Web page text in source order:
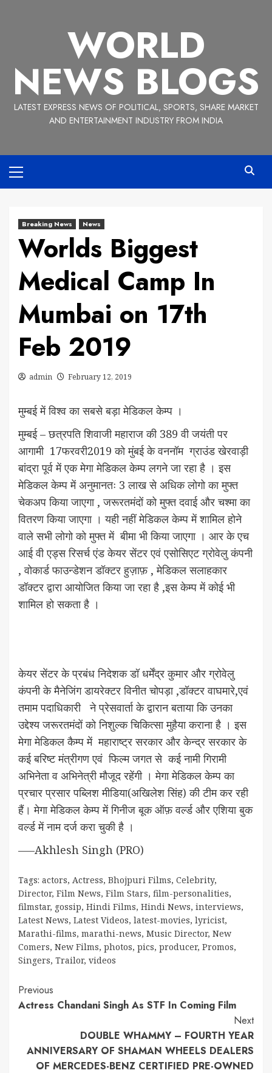
WORLD
NEWS BLOGS
LATEST EXPRESS NEWS OF POLITICAL, SPORTS, SHARE MARKET
AND ENTERTAINMENT INDUSTRY FROM INDIA
Menu
Breaking News News
Worlds Biggest
Medical Camp In
Mumbai on 17th
Feb 2019
admin February 12, 2019
मुम्बई में विश्व का सबसे बड़ा मेडिकल केम्प ।
मुम्बई – छत्रपति शिवाजी महाराज की 389 वी जयंती पर
आगामी 17फरवरी2019 को मुंबई के वननॉम ग्राउंड खेरवाड़ी
बांद्रा पूर्व में एक मेगा मेडिकल केम्प लगने जा रहा है । इस
मेडिकल केम्प में अनुमानतः 3 लाख से अधिक लोगो का मुफ्त
चेकअप किया जाएगा , जरूरतमंदों को मुफ्त दवाई और चश्मा का
वितरण किया जाएगा । यही नहीं मेडिकल केम्प में शामिल होने
वाले सभी लोगो को मुफ्त में बीमा भी किया जाएगा । आर के एच
आई वी एड्स रिसर्च एंड केयर सेंटर एवं एसोसिएट ग्रोवेलु कंपनी
, वोकार्ड फाउन्डेशन डॉक्टर हुज़ाफ़ , मेडिकल सलाहकार
डॉक्टर द्वारा आयोजित किया जा रहा है ,इस केम्प में कोई भी
शामिल हो सकता है ।
केयर सेंटर के प्रबंध निदेशक डॉ धर्मेंद्र कुमार और ग्रोवेलु
कंपनी के मैनेजिंग डायरेक्टर विनीत चोपड़ा ,डॉक्टर वाघमारे,एवं
तमाम पदाधिकारी ने प्रेसवार्ता के द्वारान बताया कि उनका
उद्देश्य जरूरतमंदों को निशुल्क चिकित्सा मुहैया कराना है । इस
मेगा मेडिकल कैम्प में महाराष्ट्र सरकार और केन्द्र सरकार के
कई बरिष्ट मंत्रीगण एवं फिल्म जगत से कई नामी गिरामी
अभिनेता व अभिनेत्री मौजूद रहेंगी । मेगा मेडिकल केम्प का
प्रचार प्रसार पब्लिश मीडिया(अखिलेश सिंह) की टीम कर रही
हैं। मेगा मेडिकल केम्प में गिनीज बूक ऑफ़ वर्ल्ड और एशिया बुक
वर्ल्ड में नाम दर्ज करा चुकी है ।
—–Akhlesh Singh (PRO)
Tags: actors, Actress, Bhojpuri Films, Celebrity,
Director, Film News, Film Stars, film-personalities,
filmstar, gossip, Hindi Films, Hindi News, interviews,
Latest News, Latest Videos, latest-movies, lyricist,
Marathi-films, marathi-news, Music Director, New
Comers, New Films, photos, pics, producer, Promos,
Singers, Trailor, videos
Continue
Reading
Previous
Actress Chandani Singh As STF In Coming Film
Next
DOUBLE WHAMMY – FOURTH YEAR
ANNIVERSARY OF SHAMAN WHEELS DEALERS
OF MERCEDES-BENZ CERTIFIED PRE-OWNED